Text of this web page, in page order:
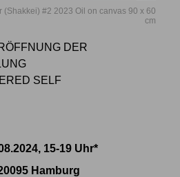
(Shakkei) #2 2023 Oil on canvas 90 x 60
cm
DER
SELF
15-19 Uhr*
Hamburg